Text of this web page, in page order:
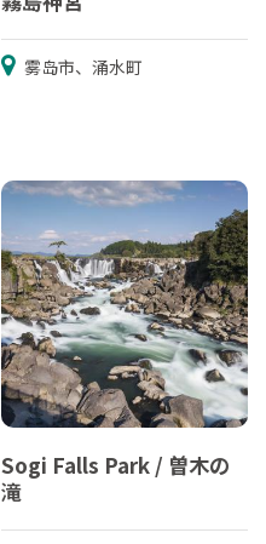
雾岛市、涌水町
Sogi Falls Park / 曽木の
滝